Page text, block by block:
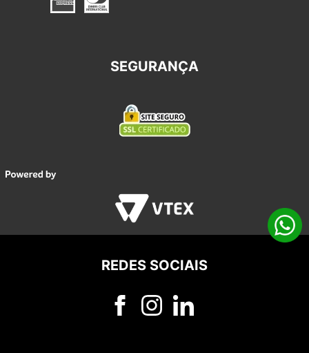
SEGURANÇA
REDES SOCIAIS